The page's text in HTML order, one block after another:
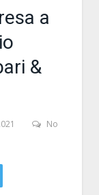
a
&
No